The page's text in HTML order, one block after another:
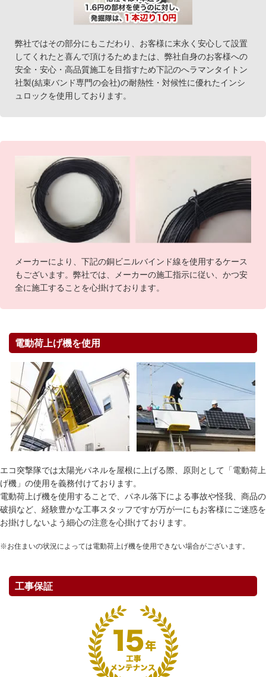
弊社ではその部分にもこだわり、お客様に末永く安心して設置
してくれたと喜んで頂けるためまたは、弊社自身のお客様への
安全・安心・高品質施工を目指すため下記のへラマンタイトン
社製(結束バンド専門の会社)の耐熱性・対候性に優れたインシ
ュロックを使用しております。
メーカーにより、下記の銅ビニルバインド線を使用するケース
もございます。弊社では、メーカーの施工指示に従い、かつ安
全に施工することを心掛けております。
電動荷上げ機を使用
エコ突撃隊では太陽光パネルを屋根に上げる際、原則として「電動荷上
げ機」の使用を義務付けております。
電動荷上げ機を使用することで、パネル落下による事故や怪我、商品の
破損など、経験豊かな工事スタッフですが万が一にもお客様にご迷惑を
お掛けしないよう細心の注意を心掛けております。
※お住まいの状況によっては電動荷上げ機を使用できない場合がございます。
工事保証